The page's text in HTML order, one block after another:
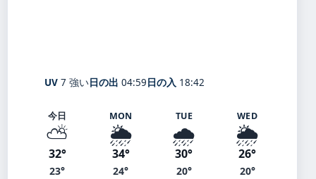
UV 7 強い日の出 04:59日の入 18:42
今日
⛅
32°
23°
MON
🌦️
34°
24°
TUE
🌧️
30°
20°
WED
🌦️
26°
20°